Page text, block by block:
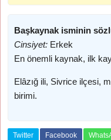
Başkaynak isminin
Cinsiyet: Erkek
En önemli kaynak, ilk
Elâzığ ili, Sivrice ilçesi,
birimi.
Twitter Facebook